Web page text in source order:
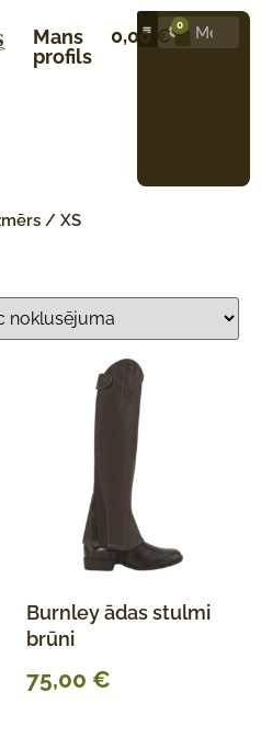
Mans
profils
0,00 € 0
/ XS
Burnley ādas stulmi
brūni
75,00 €